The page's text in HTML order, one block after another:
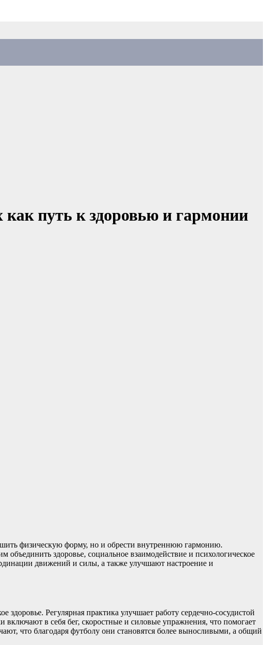
путь к здоровью и гармонии
физическую форму, но и обрести внутреннюю гармонию.
здоровье, социальное взаимодействие и психологическое
движений и силы, а также улучшают настроение и
здоровье. Регулярная практика улучшает работу сердечно-сосудистой
в себя бег, скоростные и силовые упражнения, что помогает
что благодаря футболу они становятся более выносливыми, а общий